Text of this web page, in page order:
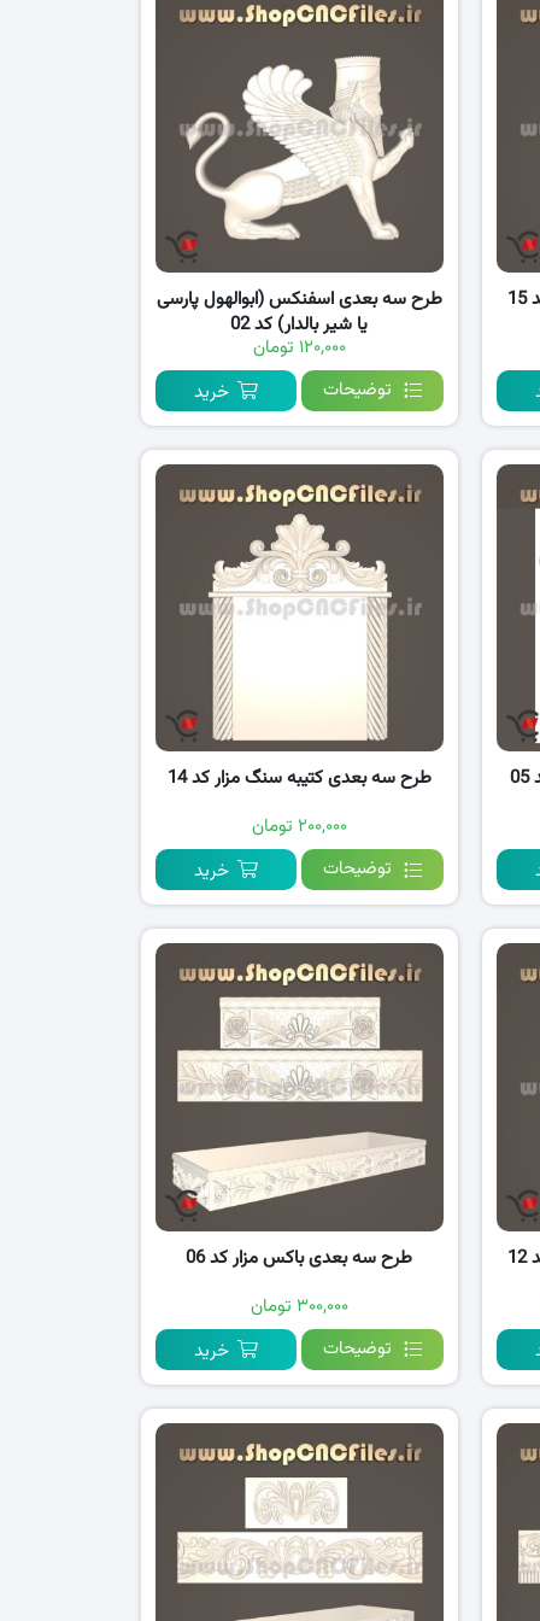
طرح سه بعدی اسفنکس (ابوالهول پارسی
یا شیر بالدار) کد 02
۱۲۰,۰۰۰ تومان
توضیحات
خرید
طرح سه بعدی کتیبه سنگ مزار کد 14
۲۰۰,۰۰۰ تومان
توضیحات
خرید
طرح سه بعدی باکس مزار کد 06
۳۰۰,۰۰۰ تومان
توضیحات
خرید